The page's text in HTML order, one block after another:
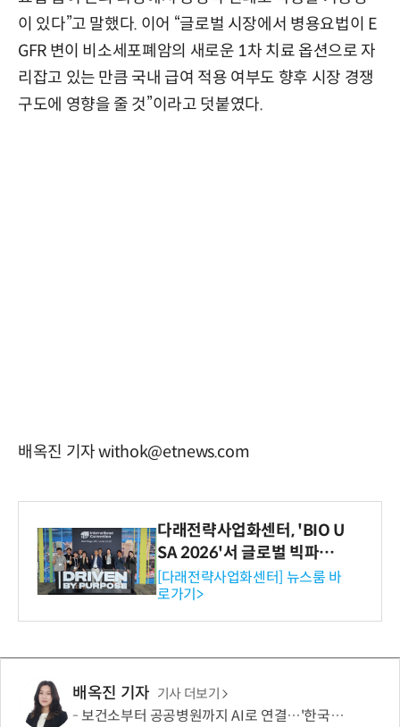
이 있다”고 말했다. 이어 “글로벌 시장에서 병용요법이 E
GFR 변이 비소세포폐암의 새로운 1차 치료 옵션으로 자
리잡고 있는 만큼 국내 급여 적용 여부도 향후 시장 경쟁
구도에 영향을 줄 것”이라고 덧붙였다.
배옥진 기자 withok@etnews.com
다래전략사업화센터, 'BIO U
SA 2026'서 글로벌 빅파마
와의 비즈니스 미팅 지원…K
-바이오 해외 진출 교두보 확
보
[다래전략사업화센터] 뉴스룸 바
로가기>
배옥진 기자 기사 더보기
보건소부터 공공병원까지 AI로 연결…'한국형 소버린 의료AI'도 개발